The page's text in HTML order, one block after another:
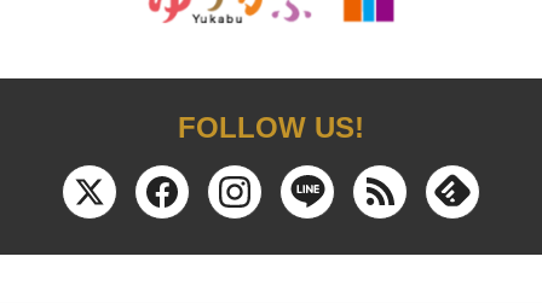
FOLLOW US!